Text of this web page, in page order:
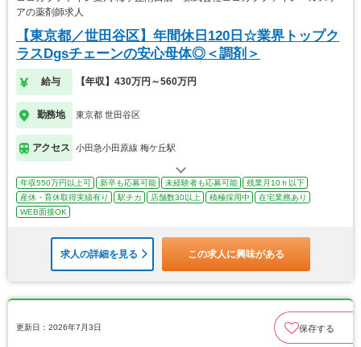
アの薬剤師求人
【東京都／世田谷区】年間休日120日☆業界トップク
ラスDgsチェーンの安心母体◎＜調剤＞
給与 【年収】430万円～560万円
勤務地 東京都 世田谷区
アクセス 小田急小田原線 梅ケ丘駅
年収550万円以上可 新卒も応募可能 未経験者も応募可能
残業月10ｈ以下
産休・育休取得実績有り
駅チカ 店舗数30以上 積極採用中
在宅業務あり
WEB面接OK
求人の詳細を見る この求人に興味がある
更新日：2026年7月3日 保存する